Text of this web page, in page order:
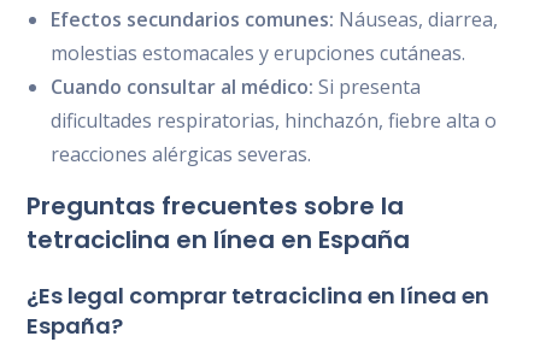
Efectos secundarios comunes: Náuseas, diarrea,
molestias estomacales y erupciones cutáneas.
Cuando consultar al médico: Si presenta
dificultades respiratorias, hinchazón, fiebre alta o
reacciones alérgicas severas.
Preguntas frecuentes sobre la
tetraciclina en línea en España
¿Es legal comprar tetraciclina en línea en
España?